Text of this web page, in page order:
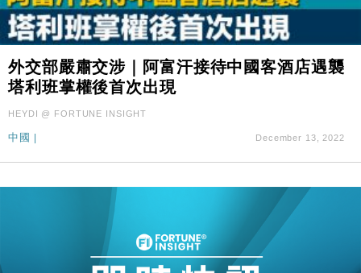
外交部嚴肅交涉｜阿富汗接待中國客酒店遇襲
塔利班掌權後首次出現
HEYDI @ FORTUNE INSIGHT
中國 | December 13, 2022